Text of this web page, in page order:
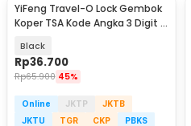
YiFeng Travel-O Lock Gembok
Koper TSA Kode Angka 3 Digit -
Black
Rp36.700
Rp65.900 45%
Online JKTP
JKTB
JKTU
TGR CKP
PBKS